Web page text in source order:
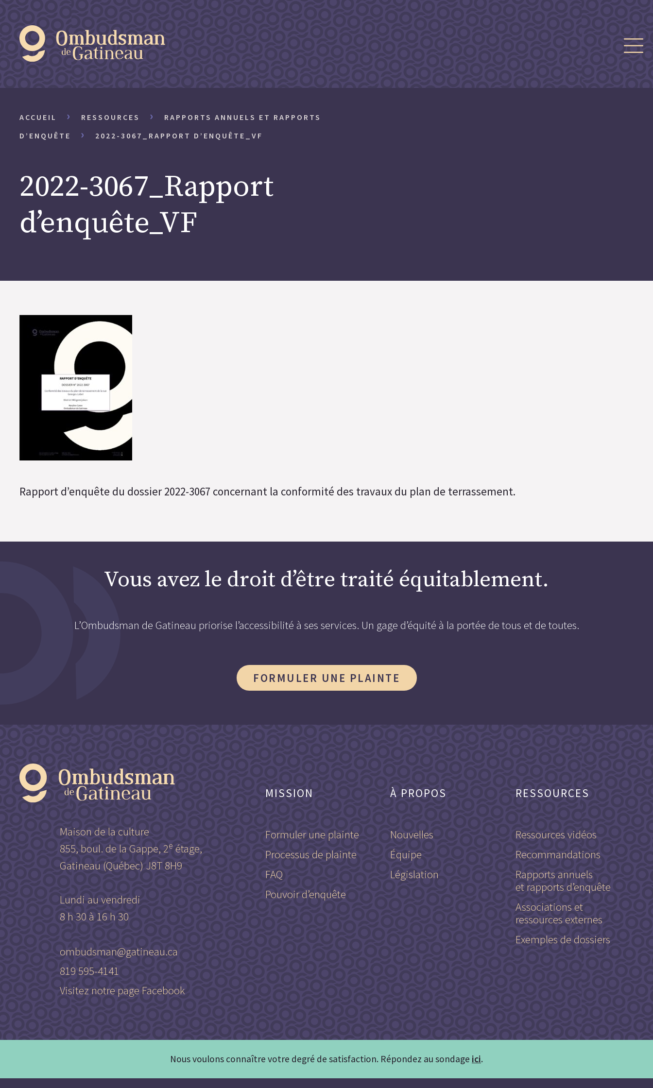
ACCUEIL › RESSOURCES › RAPPORTS ANNUELS ET RAPPORTS
D’ENQUÊTE
› 2022-3067_RAPPORT D’ENQUÊTE_VF
2022-3067_Rapport
d’enquête_VF
Rapport d’enquête du dossier 2022-3067 concernant la conformité des travaux du plan de terrassement.
Vous avez le droit d’être traité équitablement.
L’Ombudsman de Gatineau priorise l’accessibilité à ses services. Un gage d’équité à la portée de tous et de toutes.
FORMULER UNE PLAINTE
Maison de la culture
855, boul. de la Gappe, 2e étage,
Gatineau (Québec) J8T 8H9
Lundi au vendredi
8 h 30 à 16 h 30
ombudsman@gatineau.ca
819 595-4141
Visitez notre page Facebook
MISSION
Formuler une plainte
Processus de plainte
FAQ
Pouvoir d’enquête
À PROPOS
Nouvelles
Équipe
Législation
RESSOURCES
Ressources vidéos
Recommandations
Rapports annuels
et rapports d’enquête
Associations et
ressources externes
Exemples de dossiers
Nous voulons connaître votre degré de satisfaction. Répondez au sondage ici.